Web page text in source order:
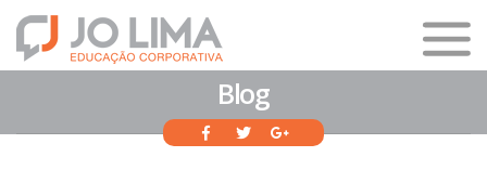
Blog